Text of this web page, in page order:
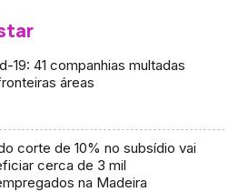
19: 41 companhias multadas
áreas
corte de 10% no subsídio vai
cerca de 3 mil
na Madeira